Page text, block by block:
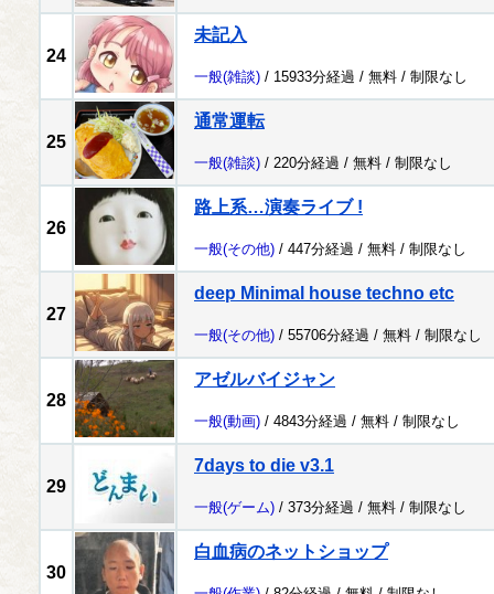
24
未記入
一般(雑談) / 15933分経過 / 無料 / 制限なし
25
通常運転
一般(雑談) / 220分経過 / 無料 / 制限なし
26
路上系…演奏ライブ !
一般(その他) / 447分経過 / 無料 / 制限なし
27
deep Minimal house techno etc
一般(その他) / 55706分経過 / 無料 / 制限なし
28
アゼルバイジャン
一般(動画) / 4843分経過 / 無料 / 制限なし
29
7days to die v3.1
一般(ゲーム) / 373分経過 / 無料 / 制限なし
30
白血病のネットショップ